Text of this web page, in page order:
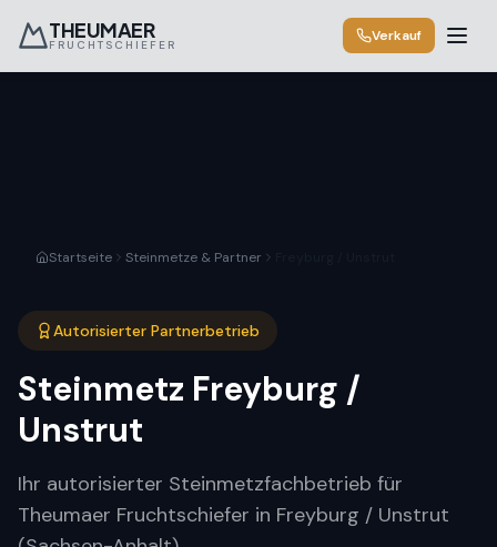
THEUMAER
FRUCHTSCHIEFER
Verkauf
Startseite Steinmetze & Partner
Autorisierter Partnerbetrieb
Steinmetz Freyburg /
Unstrut
Ihr autorisierter Steinmetzfachbetrieb für
Theumaer Fruchtschiefer in Freyburg / Unstrut